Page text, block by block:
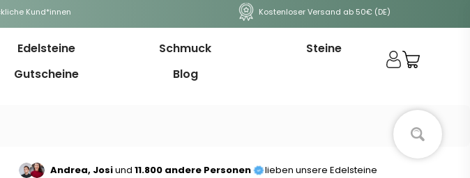
Kund*innen Kostenloser Versand ab 50€ (DE)
Edelsteine Schmuck
Steine
Gutscheine Blog
Andrea, Josiund 11.800 andere Personen lieben unsere Edelsteine